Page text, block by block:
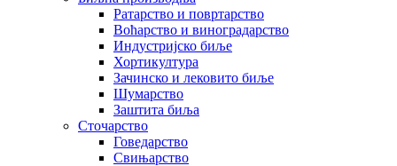
Ратарство и повртарство
Воћарство и виноградарство
Индустријско биље
Хортикултура
Зачинско и лековито биље
Шумарство
Заштита биља
Сточарство
Говедарство
Свињарство